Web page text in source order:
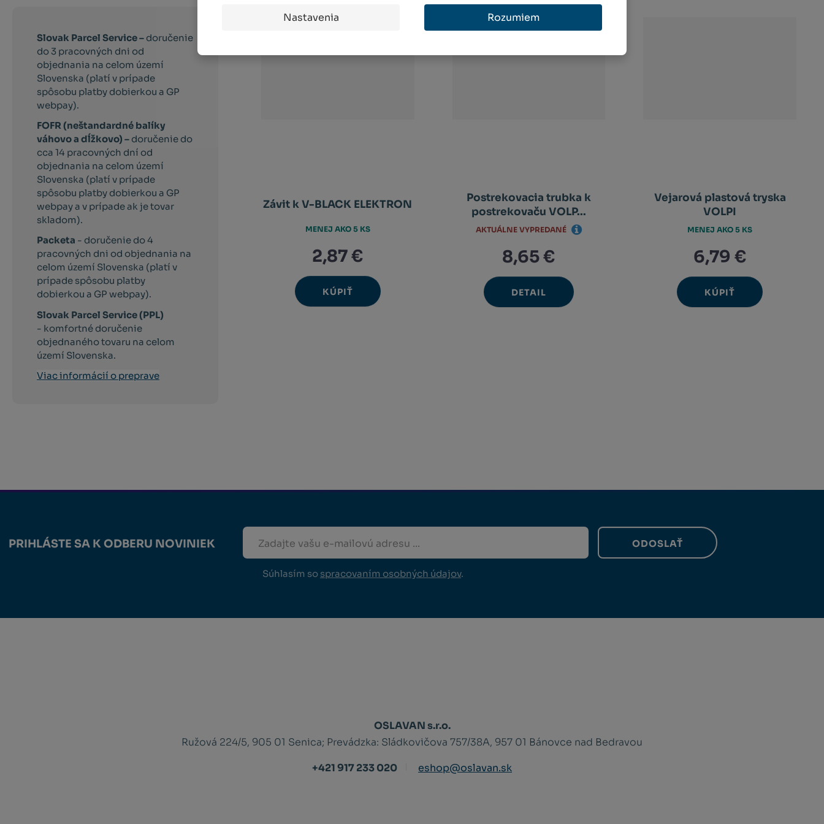
Nastavenia Rozumiem
Závit k V-BLACK ELEKTRON
2,87 €
Změnit
Navýšit
množství
Snížit
Ks
KÚPIŤ
MENEJ AKO 5 KS
Postrekovacia trubka k
postrekovaču VOLP...
8,65 €
DETAIL
AKTUÁLNE VYPREDANÉ
Vejarová plastová tryska
VOLPI
6,79 €
Změnit
Navýšit
množství
Snížit
Ks
KÚPIŤ
MENEJ AKO 5 KS
Slovak Parcel Service – doručenie
do 3 pracovných dni od
objednania na celom území
Slovenska (platí v prípade
spôsobu platby dobierkou a GP
webpay).
FOFR (neštandardné balíky
váhovo a dĺžkovo) – doručenie do
cca 14 pracovných dní od
objednania na celom území
Slovenska (platí v prípade
spôsobu platby dobierkou a GP
webpay a v prípade ak je tovar
skladom).
Packeta - doručenie do 4
pracovných dni od objednania na
celom území Slovenska (platí v
prípade spôsobu platby
dobierkou a GP webpay).
Slovak Parcel Service (PPL)
- komfortné doručenie
objednaného tovaru na celom
území Slovenska.
Viac informácií o preprave
PRIHLÁSTE SA K ODBERU NOVINIEK ODOSLAŤ
Súhlasím so spracovaním osobných údajov.
OSLAVAN s.r.o.
Ružová 224/5, 905 01 Senica; Prevádzka: Sládkovičova 757/38A, 957 01 Bánovce nad Bedravou
+421 917 233 020
eshop@oslavan.sk